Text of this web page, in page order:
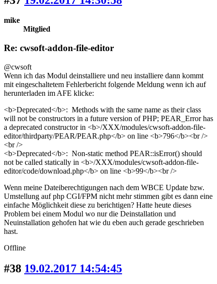
mike
Mitglied
Re: cwsoft-addon-file-editor
@cwsoft
Wenn ich das Modul deinstalliere und neu installiere dann kommt
mit eingeschaltetem Fehlerbericht folgende Meldung wenn ich auf
herunterladen im AFE klicke:
<b>Deprecated</b>: Methods with the same name as their class
will not be constructors in a future version of PHP; PEAR_Error has
a deprecated constructor in <b>/XXX/modules/cwsoft-addon-file-
editor/thirdparty/PEAR/PEAR.php</b> on line <b>796</b><br />
<br />
<b>Deprecated</b>: Non-static method PEAR::isError() should
not be called statically in <b>/XXX/modules/cwsoft-addon-file-
editor/code/download.php</b> on line <b>99</b><br />
Wenn meine Dateiberechtigungen nach dem WBCE Update bzw.
Umstellung auf php CGI/FPM nicht mehr stimmen gibt es dann eine
einfache Möglichkeit diese zu berichtigen? Hatte heute dieses
Problem bei einem Modul wo nur die Deinstallation und
Neuinstallation gehofen hat wie du eben auch gerade geschrieben
hast.
Offline
#38 19.02.2017 14:54:45